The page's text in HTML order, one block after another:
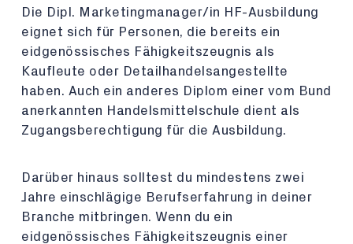
Die Dipl. Marketingmanager/in HF-Ausbildung
eignet sich für Personen, die bereits ein
eidgenössisches Fähigkeitszeugnis als
Kaufleute oder Detailhandelsangestellte
haben. Auch ein anderes Diplom einer vom Bund
anerkannten Handelsmittelschule dient als
Zugangsberechtigung für die Ausbildung.
Darüber hinaus solltest du mindestens zwei
Jahre einschlägige Berufserfahrung in deiner
Branche mitbringen. Wenn du ein
eidgenössisches Fähigkeitszeugnis einer